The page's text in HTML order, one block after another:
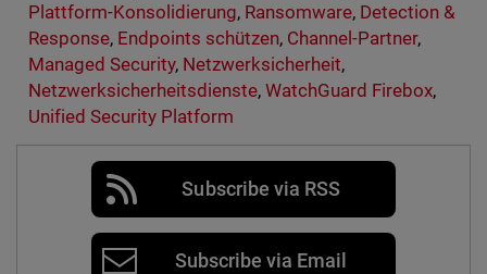
Plattform-Konsolidierung, Ransomware, Detection &
Response, Endpoints schützen, Channel-Partner,
Managed Security, Netzwerksicherheit,
Netzwerksicherheitsdienste, WatchGuard Firebox,
Unified Security Platform
Subscribe via RSS
Subscribe via Email